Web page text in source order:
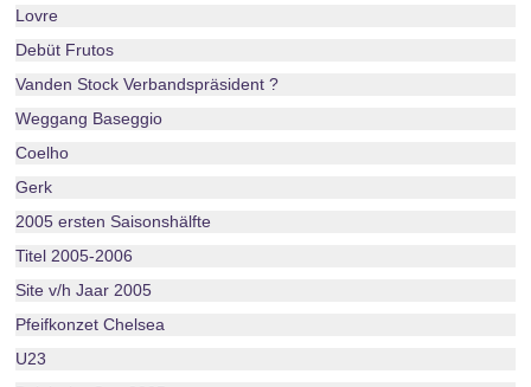
Lovre
Debüt Frutos
Vanden Stock Verbandspräsident ?
Weggang Baseggio
Coelho
Gerk
2005 ersten Saisonshälfte
Titel 2005-2006
Site v/h Jaar 2005
Pfeifkonzet Chelsea
U23